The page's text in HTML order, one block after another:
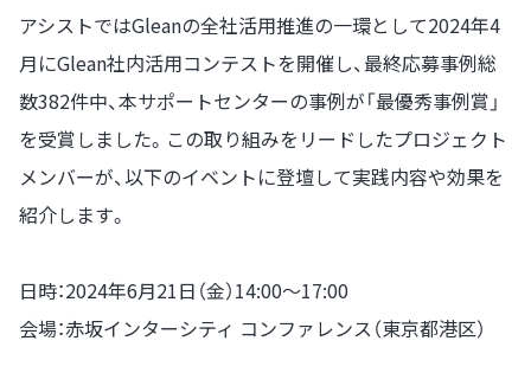
アシストではGleanの全社活用推進の一環として2024年4
月にGlean社内活用コンテストを開催し、最終応募事例総
数382件中、本サポートセンターの事例が「最優秀事例賞」
を受賞しました。この取り組みをリードしたプロジェクト
メンバーが、以下のイベントに登壇して実践内容や効果を
紹介します。
日時：2024年6月21日（金）14:00～17:00
会場：赤坂インターシティ コンファレンス（東京都港区）